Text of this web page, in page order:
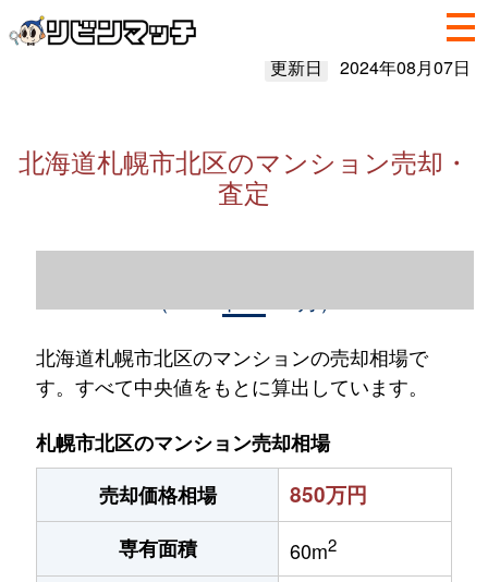
更新日 2024年08月07日
北海道札幌市北区のマンション売却・
査定
北海道札幌市北区のマンションの売却相場で
す。すべて中央値をもとに算出しています。
札幌市北区のマンション売却相場
売却価格相場
850万円
専有面積 60m2